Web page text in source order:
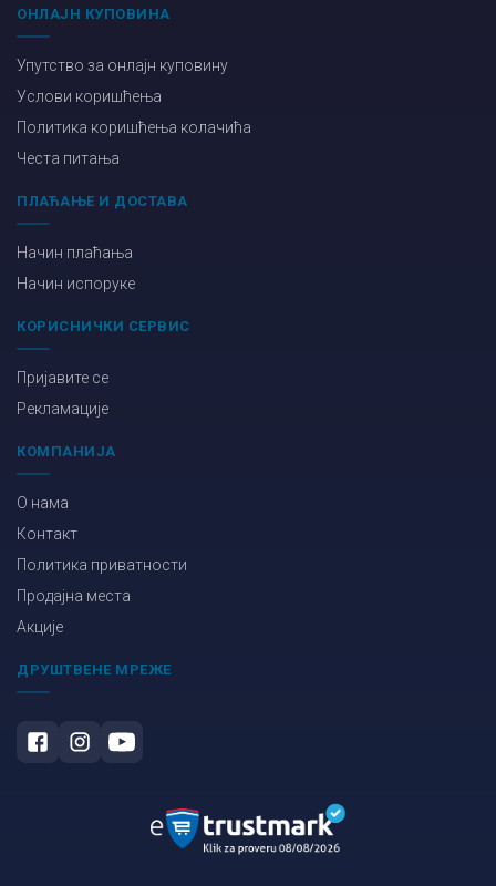
ОНЛАЈН КУПОВИНА
Упутство за онлајн куповину
Услови коришћења
Политика коришћења колачића
Честа питања
ПЛАЋАЊЕ И ДОСТАВА
Начин плаћања
Начин испоруке
КОРИСНИЧКИ СЕРВИС
Пријавите се
Рекламације
КОМПАНИЈА
О нама
Контакт
Политика приватности
Продајна места
Акције
ДРУШТВЕНЕ МРЕЖЕ